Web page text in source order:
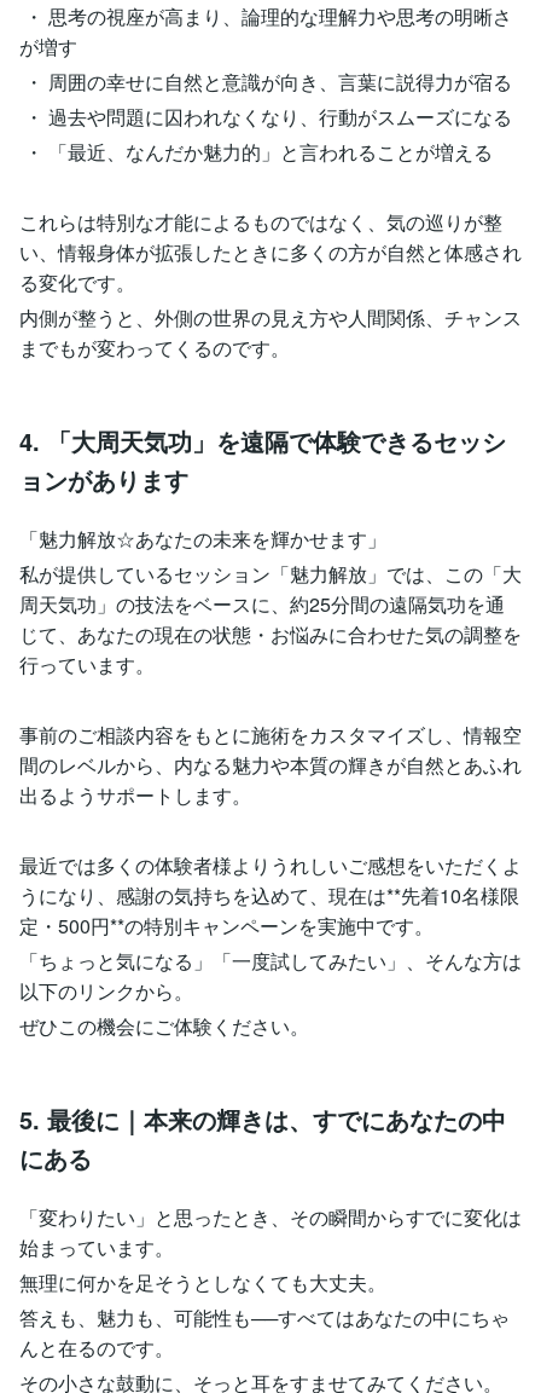
・ 思考の視座が高まり、論理的な理解力や思考の明晰さ
が増す
・ 周囲の幸せに自然と意識が向き、言葉に説得力が宿る
・ 過去や問題に囚われなくなり、行動がスムーズになる
・ 「最近、なんだか魅力的」と言われることが増える
これらは特別な才能によるものではなく、気の巡りが整
い、情報身体が拡張したときに多くの方が自然と体感され
る変化です。
内側が整うと、外側の世界の見え方や人間関係、チャンス
までもが変わってくるのです。
4. 「大周天気功」を遠隔で体験できるセッシ
ョンがあります
「魅力解放☆あなたの未来を輝かせます」
私が提供しているセッション「魅力解放」では、この「大
周天気功」の技法をベースに、約25分間の遠隔気功を通
じて、あなたの現在の状態・お悩みに合わせた気の調整を
行っています。
事前のご相談内容をもとに施術をカスタマイズし、情報空
間のレベルから、内なる魅力や本質の輝きが自然とあふれ
出るようサポートします。
最近では多くの体験者様よりうれしいご感想をいただくよ
うになり、感謝の気持ちを込めて、現在は**先着10名様限
定・500円**の特別キャンペーンを実施中です。
「ちょっと気になる」「一度試してみたい」、そんな方は
以下のリンクから。
ぜひこの機会にご体験ください。
5. 最後に｜本来の輝きは、すでにあなたの中
にある
「変わりたい」と思ったとき、その瞬間からすでに変化は
始まっています。
無理に何かを足そうとしなくても大丈夫。
答えも、魅力も、可能性も──すべてはあなたの中にちゃ
んと在るのです。
その小さな鼓動に、そっと耳をすませてみてください。